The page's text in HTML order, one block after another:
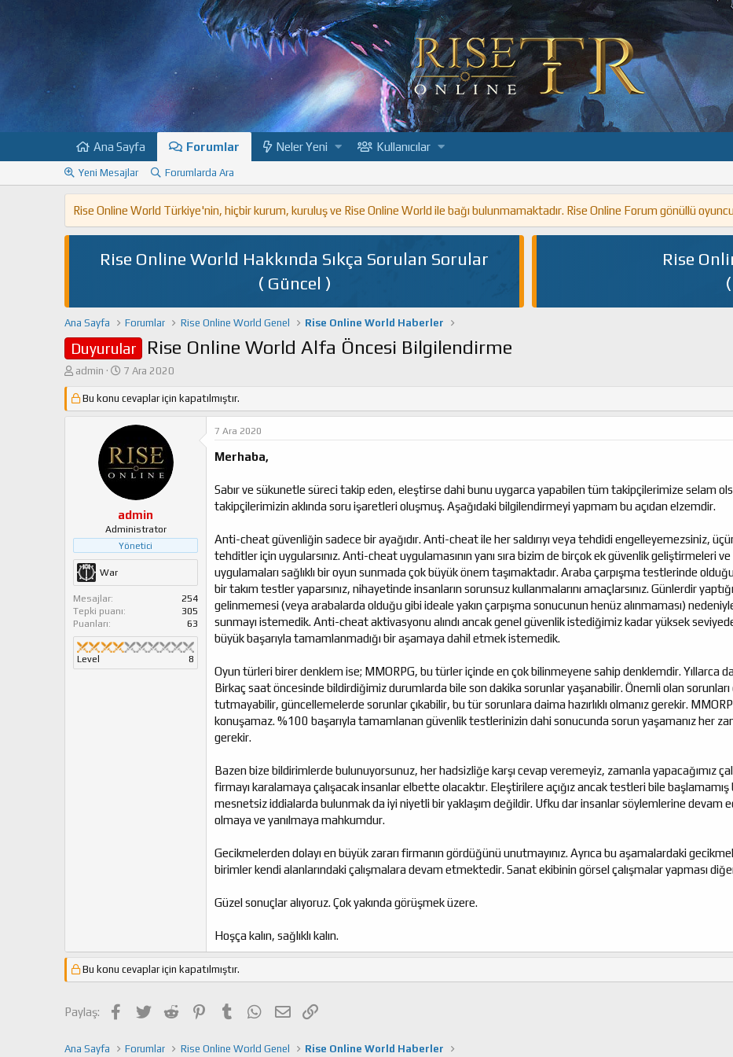
Ana Sayfa Forumlar Neler Yeni Kullanıcılar
Yeni Mesajlar Forumlarda Ara
Rise Online World Türkiye'nin, hiçbir kurum, kuruluş ve Rise Online World ile bağı bulunmamaktadır. Rise Online Forum gönüllü
Rise Online World Hakkında Sıkça Sorulan Sorular
( Güncel )
Rise
Ana Sayfa Forumlar Rise Online World Genel Rise Online World Haberler
Duyurular Rise Online World Alfa Öncesi Bilgilendirme
K
n
u
a
n
admin
B
ş
l
a
ı
t
a
r
i
h
7 Ara 2020
Bu konu cevaplar için kapatılmıştır.
admin
Administrator
Yönetici
War
Mesajlar
254
Tepki puanı
305
Puanları
63
Level 8
7 Ara 2020
Merhaba,
Sabır ve sükunetle süreci takip eden, eleştirse dahi bunu uygarca yapabilen tüm takipçilerimize selam
takipçilerimizin aklında soru işaretleri oluşmuş. Aşağıdaki bilgilendirmeyi yapmam bu açıdan elzemdir.
Anti-cheat güvenliğin sadece bir ayağıdır. Anti-cheat ile her saldırıyı veya tehdidi engelleyemezsiniz,
tehditler için uygularsınız. Anti-cheat uygulamasının yanı sıra bizim de birçok ek güvenlik geliştirmeleri
uygulamaları sağlıklı bir oyun sunmada çok büyük önem taşımaktadır. Araba çarpışma testlerinde
bir takım testler yaparsınız, nihayetinde insanların sorunsuz kullanmalarını amaçlarsınız. Günlerdir
gelinmemesi (veya arabalarda olduğu gibi ideale yakın çarpışma sonucunun henüz alınmaması)
sunmayı istemedik. Anti-cheat aktivasyonu alındı ancak genel güvenlik istediğimiz kadar yüksek
büyük başarıyla tamamlanmadığı bir aşamaya dahil etmek istemedik.
Oyun türleri birer denklem ise; MMORPG, bu türler içinde en çok bilinmeyene sahip denklemdir. Yıllarca
Birkaç saat öncesinde bildirdiğimiz durumlarda bile son dakika sorunlar yaşanabilir. Önemli olan
tutmayabilir, güncellemelerde sorunlar çıkabilir, bu tür sorunlara daima hazırlıklı olmanız gerekir.
konuşamaz. %100 başarıyla tamamlanan güvenlik testlerinizin dahi sonucunda sorun yaşamanız her
gerekir.
Bazen bize bildirimlerde bulunuyorsunuz, her hadsizliğe karşı cevap veremeyiz, zamanla yapacağımız
firmayı karalamaya çalışacak insanlar elbette olacaktır. Eleştirilere açığız ancak testleri bile
mesnetsiz iddialarda bulunmak da iyi niyetli bir yaklaşım değildir. Ufku dar insanlar söylemlerine devam
olmaya ve yanılmaya mahkumdur.
Gecikmelerden dolayı en büyük zararı firmanın gördüğünü unutmayınız. Ayrıca bu aşamalardaki
birimler kendi alanlarındaki çalışmalara devam etmektedir. Sanat ekibinin görsel çalışmalar yapması
Güzel sonuçlar alıyoruz. Çok yakında görüşmek üzere.
Hoşça kalın, sağlıklı kalın.
Bu konu cevaplar için kapatılmıştır.
Paylaş: Facebook
TwitterReddit PinterestTumblr WhatsApp
E-postaLink
Ana Sayfa Forumlar Rise Online World Genel Rise Online World Haberler